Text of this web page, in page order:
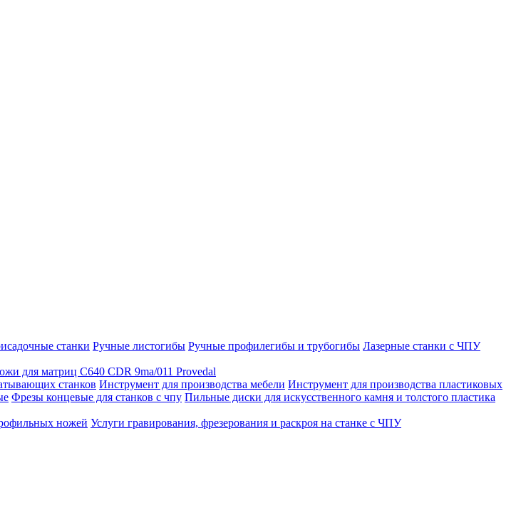
станки Ручные листогибы Ручные профилегибы и трубогибы Лазерные станки с ЧПУ
для матриц C640 CDR 9ma/011 Provedal
станков Инструмент для производства мебели Инструмент для производства пластиковых
Фрезы концевые для станков с чпу Пильные диски для искусственного камня и толстого пластика
ножей Услуги гравирования, фрезерования и раскроя на станке с ЧПУ